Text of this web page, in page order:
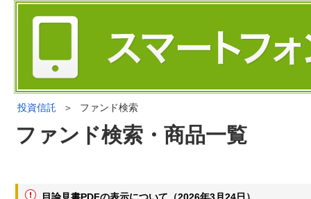
投資信託 ＞ ファンド検索
ファンド検索・商品一覧